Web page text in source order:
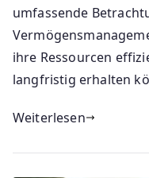
umfassende
ihre Ressourcen
langfristig erhalten
Weiterlesen